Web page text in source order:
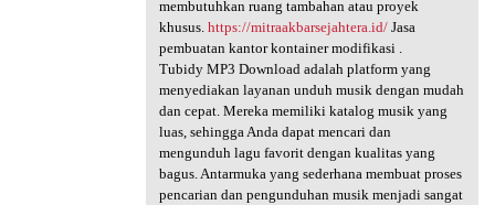
membutuhkan ruang tambahan atau proyek
khusus. https://mitraakbarsejahtera.id/Jasa
pembuatan kantor kontainer modifikasi .
Tubidy MP3 Download adalah platform yang
menyediakan layanan unduh musik dengan mudah
dan cepat. Mereka memiliki katalog musik yang
luas, sehingga Anda dapat mencari dan
mengunduh lagu favorit dengan kualitas yang
bagus. Antarmuka yang sederhana membuat proses
pencarian dan pengunduhan musik menjadi sangat